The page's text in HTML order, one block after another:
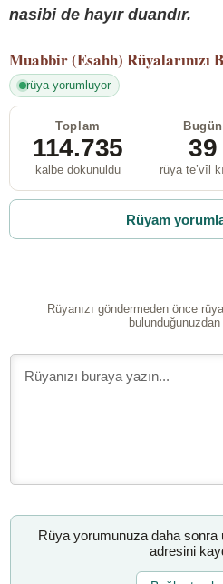
nasibi de hayır duandır.
Muabbir (Esahh) Rüyalarınızı
rüya yorumluyor
Toplam
114.735
kalbe dokunuldu
Bugün
39
rüya te’vîl
Rüyam
Rüyanızı göndermeden önce
Rüya yorumunuza daha sonra
adresini